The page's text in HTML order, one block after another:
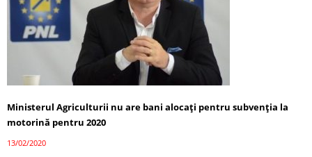
Ministerul Agriculturii nu are bani alocați pentru subvenția la
motorină pentru 2020
13/02/2020